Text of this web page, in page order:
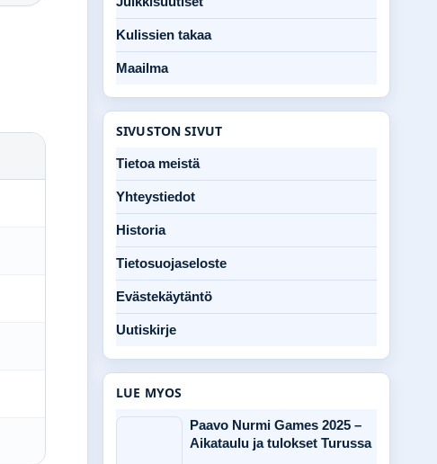
Kulissien takaa
Maailma
SIVUSTON SIVUT
Tietoa meistä
Yhteystiedot
Historia
Tietosuojaseloste
Evästekäytäntö
Uutiskirje
LUE MYOS
Paavo Nurmi Games 2025 –
Aikataulu ja tulokset Turussa